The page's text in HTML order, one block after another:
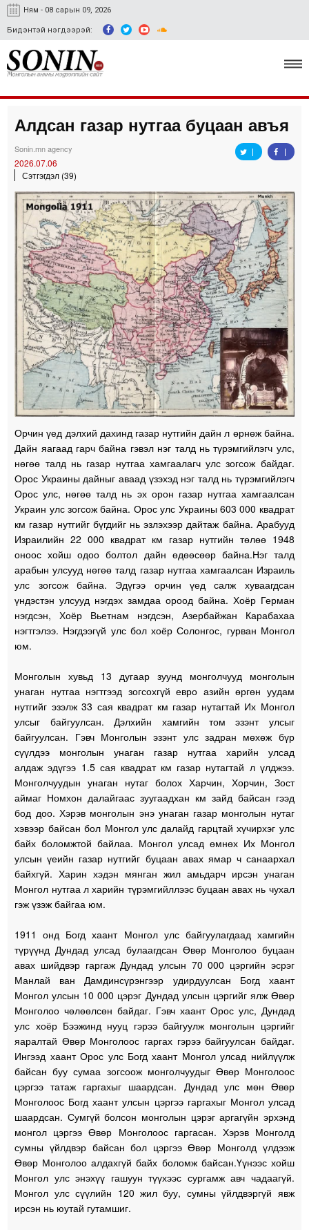
Ням - 08 сарын 09, 2026
Бидэнтэй нэгдээрэй:
Улс төр, эдийн засаг
Спорт
Easy news
Алдсан газар нутгаа буцаан авъя
Sonin.mn agency
2026.07.06
Сэтгэгдэл (39)
Орчин үед дэлхий дахинд газар нутгийн дайн л өрнөж байна.
Дайн яагаад гарч байна гэвэл нэг талд нь түрэмгийлэгч улс,
нөгөө талд нь газар нутгаа хамгаалагч улс зогсож байдаг.
Орос Украины дайныг аваад үзэхэд нэг талд нь түрэмгийлэгч
Орос улс, нөгөө талд нь эх орон газар нутгаа хамгаалсан
Украин улс зогсож байна. Орос улс Украины 603 000 квадрат
км газар нутгийг бүгдийг нь эзлэхээр дайтаж байна. Арабууд
Израилийн 22 000 квадрат км газар нутгийн төлөө 1948
оноос хойш одоо болтол дайн өдөөсөөр байна.Нэг талд
арабын улсууд нөгөө талд газар нутгаа хамгаалсан Израиль
улс зогсож байна. Эдүгээ орчин үед салж хуваагдсан
үндэстэн улсууд нэгдэх замдаа ороод байна. Хоёр Герман
нэгдсэн, Хоёр Вьетнам нэгдсэн, Азербайжан Карабахаа
нэгтгэлээ. Нэгдээгүй улс бол хоёр Солонгос, гурван Монгол
юм.
Монголын хувьд 13 дугаар зуунд монголчууд монголын
унаган нутгаа нэгтгээд зогсохгүй евро азийн өргөн уудам
нутгийг эзэлж 33 сая квадрат км газар нутагтай Их Монгол
улсыг байгуулсан. Дэлхийн хамгийн том эзэнт улсыг
байгуулсан. Гэвч Монголын эзэнт улс задран мөхөж бүр
сүүлдээ монголын унаган газар нутгаа харийн улсад
алдаж эдүгээ 1.5 сая квадрат км газар нутагтай л үлджээ.
Монголчуудын унаган нутаг болох Харчин, Хорчин, Зост
аймаг Номхон далайгаас зуугаадхан км зайд байсан гээд
бод доо. Хэрэв монголын энэ унаган газар монголын нутаг
хэвээр байсан бол Монгол улс далайд гарцтай хүчирхэг улс
байх боломжтой байлаа. Монгол улсад өмнөх Их Монгол
улсын үеийн газар нутгийг буцаан авах ямар ч санаархал
байхгүй. Харин хэдэн мянган жил амьдарч ирсэн унаган
Монгол нутгаа л харийн түрэмгийллээс буцаан авах нь чухал
гэж үзэж байгаа юм.
1911 онд Богд хаант Монгол улс байгуулагдаад хамгийн
түрүүнд Дундад улсад булаагдсан Өвөр Монголоо буцаан
авах шийдвэр гаргаж Дундад улсын 70 000 цэргийн эсрэг
Манлай ван Дамдинсүрэнгээр удирдуулсан Богд хаант
Монгол улсын 10 000 цэрэг Дундад улсын цэргийг ялж Өвөр
Монголоо чөлөөлсөн байдаг. Гэвч хаант Орос улс, Дундад
улс хоёр Бээжинд нууц гэрээ байгуулж монголын цэргийг
яаралтай Өвөр Монголоос гаргах гэрээ байгуулсан байдаг.
Ингээд хаант Орос улс Богд хаант Монгол улсад нийлүүлж
байсан буу сумаа зогсоож монголчуудыг Өвөр Монголоос
цэргээ татаж гаргахыг шаардсан. Дундад улс мөн Өвөр
Монголоос Богд хаант улсын цэргээ гаргахыг Монгол улсад
шаардсан. Сумгүй болсон монголын цэрэг аргагүйн эрхэнд
монгол цэргээ Өвөр Монголоос гаргасан. Хэрэв Монголд
сумны үйлдвэр байсан бол цэргээ Өвөр Монголд үлдээж
Өвөр Монголоо алдахгүй байх боломж байсан.Үүнээс хойш
Монгол улс энэхүү гашуун түүхээс сургамж авч чадаагүй.
Монгол улс сүүлийн 120 жил буу, сумны үйлдвэргүй явж
ирсэн нь юутай гутамшиг.